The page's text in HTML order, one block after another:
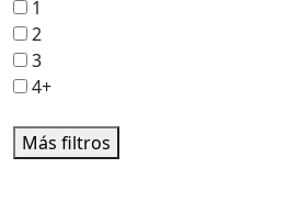
1
2
3
4+
Más filtros